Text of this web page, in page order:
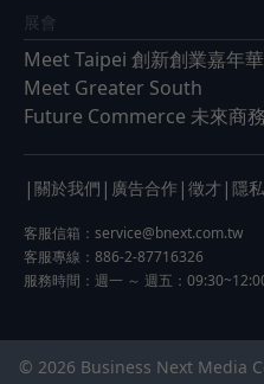
展會
Meet Taipei 創新創業嘉年華
Meet Greater South
Future Commerce 未來商
| 關於我們 | 廣告合作 | 徵才 | 隱
客服信箱： service@bnext.com.tw
客服專線：886-2-87716326
服務時間：週一 ～ 週五：
© 2026 Business Next Media